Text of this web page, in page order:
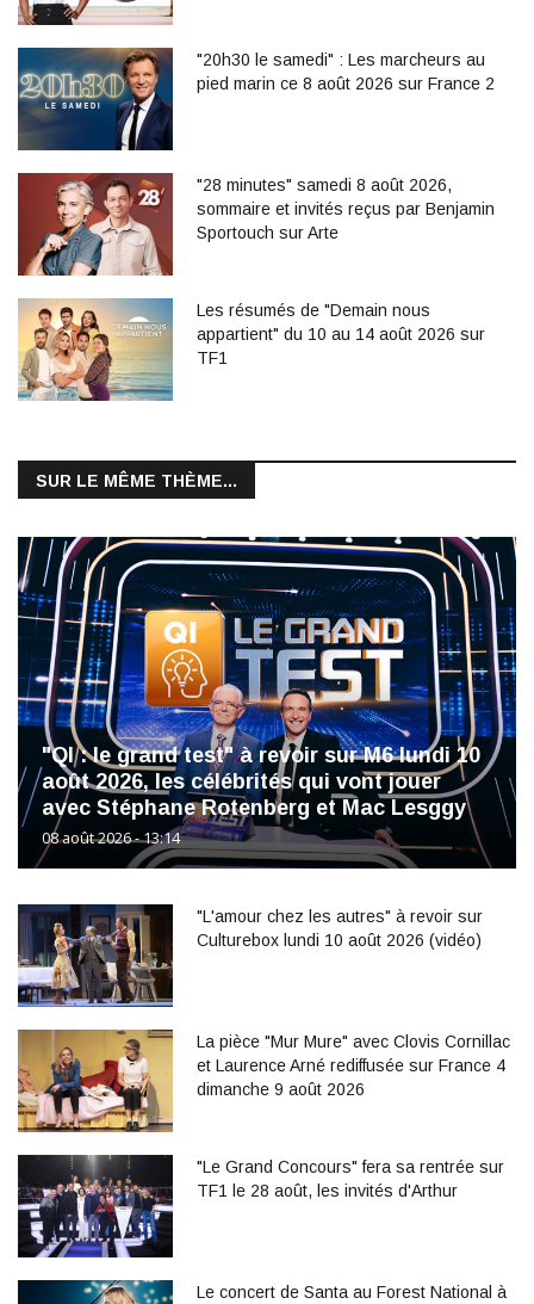
"20h30 le samedi" : Les marcheurs au
pied marin ce 8 août 2026 sur France 2
"28 minutes" samedi 8 août 2026,
sommaire et invités reçus par Benjamin
Sportouch sur Arte
Les résumés de "Demain nous
appartient" du 10 au 14 août 2026 sur
TF1
SUR LE MÊME THÈME...
"QI : le grand test" à revoir sur M6 lundi 10
août 2026, les célébrités qui vont jouer
avec Stéphane Rotenberg et Mac Lesggy
08 août 2026 - 13:14
"L'amour chez les autres" à revoir sur
Culturebox lundi 10 août 2026 (vidéo)
La pièce "Mur Mure" avec Clovis Cornillac
et Laurence Arné rediffusée sur France 4
dimanche 9 août 2026
"Le Grand Concours" fera sa rentrée sur
TF1 le 28 août, les invités d'Arthur
Le concert de Santa au Forest National à